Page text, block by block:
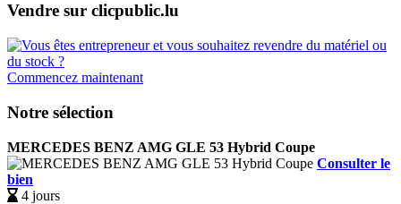
Vendre sur clicpublic.lu
Commencez maintenant
Notre sélection
MERCEDES BENZ AMG GLE 53 Hybrid Coupe
Consulter le
bien
4 jours